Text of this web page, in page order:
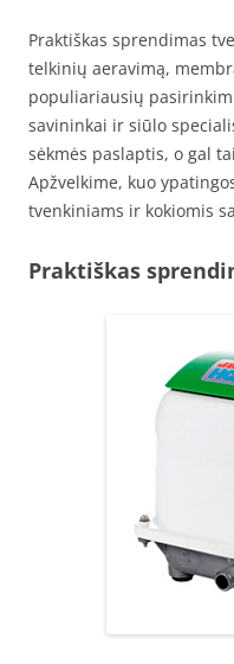
Praktiškas sprendimas
telkinių aeravimą,
populiariausių
savininkai ir siūlo
sėkmės paslaptis, o gal
Apžvelkime, kuo
tvenkiniams ir kokiomis
Praktiškas